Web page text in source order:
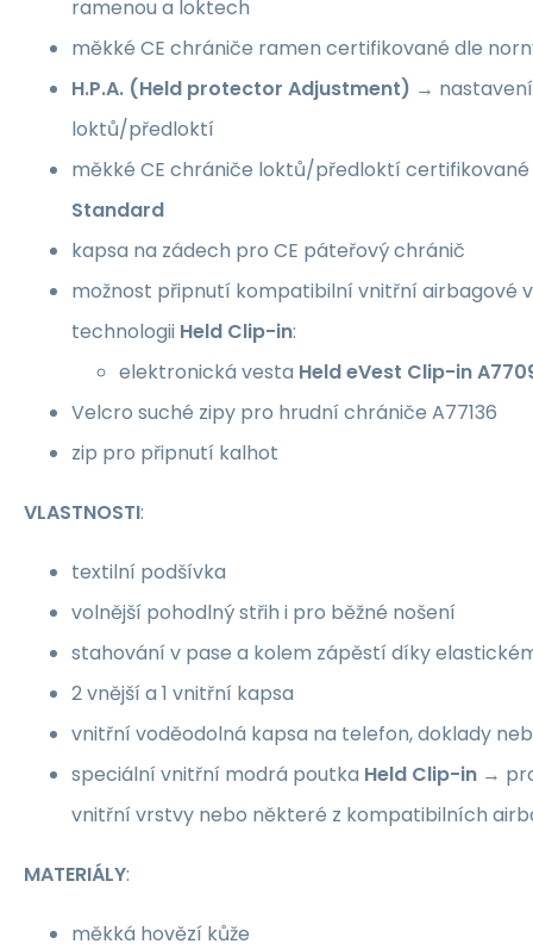
ramenou a loktech
měkké CE chrániče ramen certifikované dle
H.P.A. (Held protector Adjustment) →
loktů/předloktí
měkké CE chrániče loktů/předloktí
Standard
kapsa na zádech pro CE páteřový chránič
možnost připnutí kompatibilní vnitřní airbagové
technologii Held Clip-in:
elektronická vesta Held eVest Clip-in
Velcro suché zipy pro hrudní chrániče A77136
zip pro připnutí kalhot
VLASTNOSTI:
textilní podšívka
volnější pohodlný střih i pro běžné nošení
stahování v pase a kolem zápěstí díky
2 vnější a 1 vnitřní kapsa
vnitřní voděodolná kapsa na telefon, doklady
speciální vnitřní modrá poutka Held Clip-in →
vnitřní vrstvy nebo některé z kompatibilních
MATERIÁLY:
měkká hovězí kůže